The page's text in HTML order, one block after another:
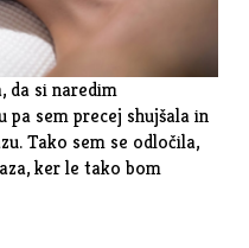
da si naredim
sem precej shujšala in
Tako sem se odločila,
ker le tako bom